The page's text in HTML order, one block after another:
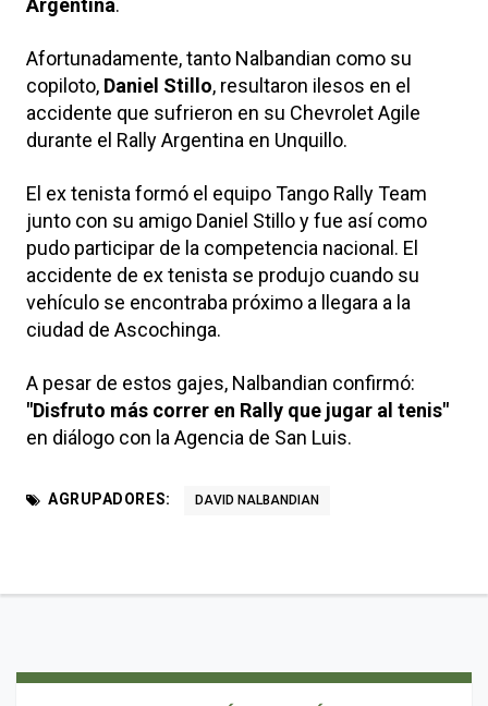
Argentina.
Afortunadamente, tanto Nalbandian como su
copiloto, Daniel Stillo, resultaron ilesos en el
accidente que sufrieron en su Chevrolet Agile
durante el Rally Argentina en Unquillo.
El ex tenista formó el equipo Tango Rally Team
junto con su amigo Daniel Stillo y fue así como
pudo participar de la competencia nacional. El
accidente de ex tenista se produjo cuando su
vehículo se encontraba próximo a llegara a la
ciudad de Ascochinga.
A pesar de estos gajes, Nalbandian confirmó:
"Disfruto más correr en Rally que jugar al tenis"
en diálogo con la Agencia de San Luis.
AGRUPADORES: DAVID NALBANDIAN